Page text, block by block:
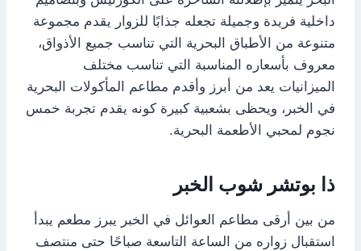
داخلية فريدة وجميلة تجعله جذابًا للزوار يقدم مجموعة
متنوعة من الأطباق البحرية التي تناسب جميع الأذواق،
معروف بأسعاره المناسبة التي تناسب مختلف
الميزانيات يعد من أبرز وأقدم مطاعم المأكولات البحرية
في الخبر، ويحظى بشعبية كبيرة كونه يقدم تجربة خمس
نجوم لمحبي الأطعمة البحرية.
ذا بوتشر شوب الخبر
من بين أرقى مطاعم العوائل في الخبر يبرز مطعم يبدأ
استقبال زواره من الساعة التاسعة صباحًا حتى منتصف